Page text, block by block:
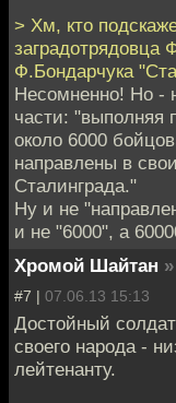
> Хм, кто
заградотрядовца
Ф.Бондарчука
Несомненно! Но -
части: "выполняя
около 6000
направлены в
Сталинграда."
Ну и не
и не "6000", а
Хромой Шайтан »
#7 | 07.06.13 15:13
Достойный
своего народа -
лейтенанту.